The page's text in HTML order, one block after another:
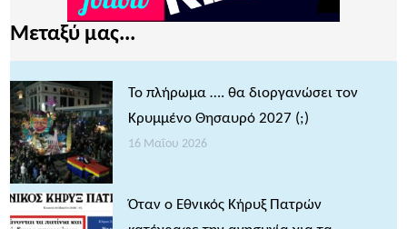
Μεταξύ μας...
Το πλήρωμα …. θα διοργανώσει τον
Κρυμμένο Θησαυρό 2027 (;)
16 Μαΐου 2026
Όταν ο Εθνικός Κήρυξ Πατρών